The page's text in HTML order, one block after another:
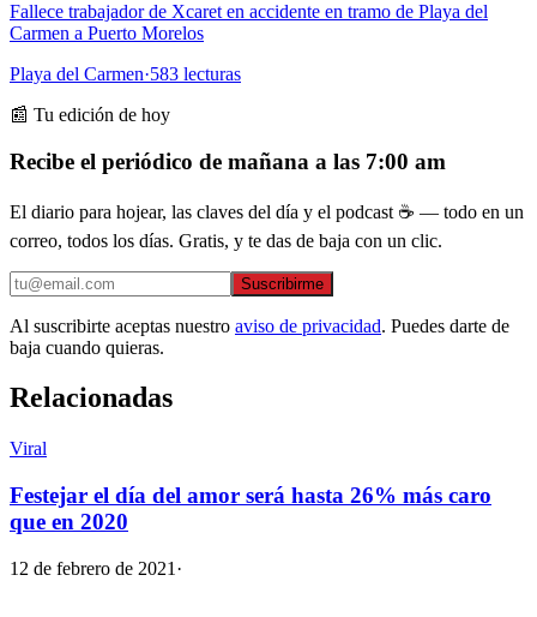
Fallece trabajador de Xcaret en accidente en tramo de Playa del
Carmen a Puerto Morelos
Playa del Carmen·583 lecturas
📰 Tu edición de hoy
Recibe el periódico de mañana a las 7:00 am
El diario para hojear, las claves del día y el podcast ☕ — todo en un
correo, todos los días. Gratis, y te das de baja con un clic.
Suscribirme
Al suscribirte aceptas nuestro aviso de privacidad. Puedes darte de
baja cuando quieras.
Relacionadas
Viral
Festejar el día del amor será hasta 26% más caro
que en 2020
12 de febrero de 2021 ·